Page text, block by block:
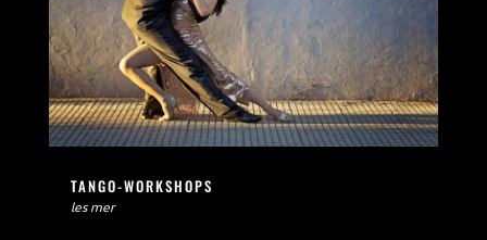
TANGO-WORKSHOPS
les mer